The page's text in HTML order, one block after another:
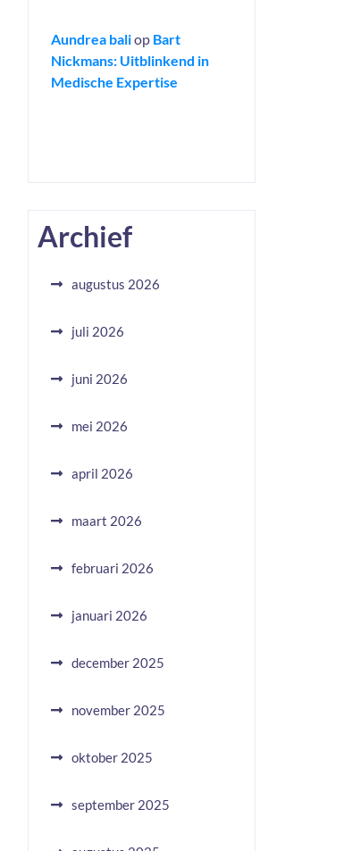
Aundrea baliop Bart
Nickmans: Uitblinkend in
Medische Expertise
Archief
augustus 2026
juli 2026
juni 2026
mei 2026
april 2026
maart 2026
februari 2026
januari 2026
december 2025
november 2025
oktober 2025
september 2025